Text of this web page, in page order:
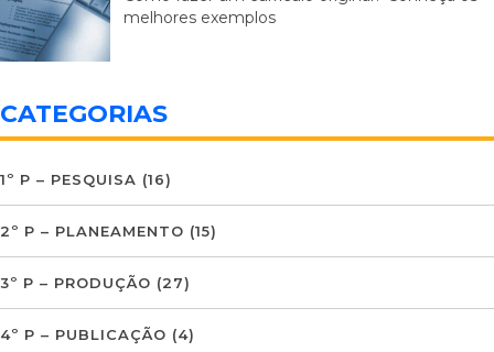
melhores exemplos
CATEGORIAS
1º P – PESQUISA (16)
2º P – PLANEAMENTO (15)
3º P – PRODUÇÃO (27)
4º P – PUBLICAÇÃO (4)